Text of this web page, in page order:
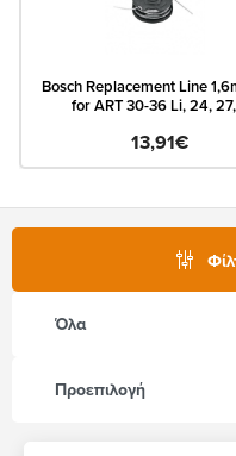
Bosch Replacement Line
for ART 30-36 Li, 24,
13,91€